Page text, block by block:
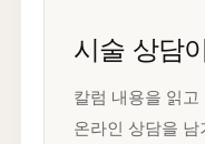
시술 상담
칼럼 내용을 읽고
온라인 상담을 남